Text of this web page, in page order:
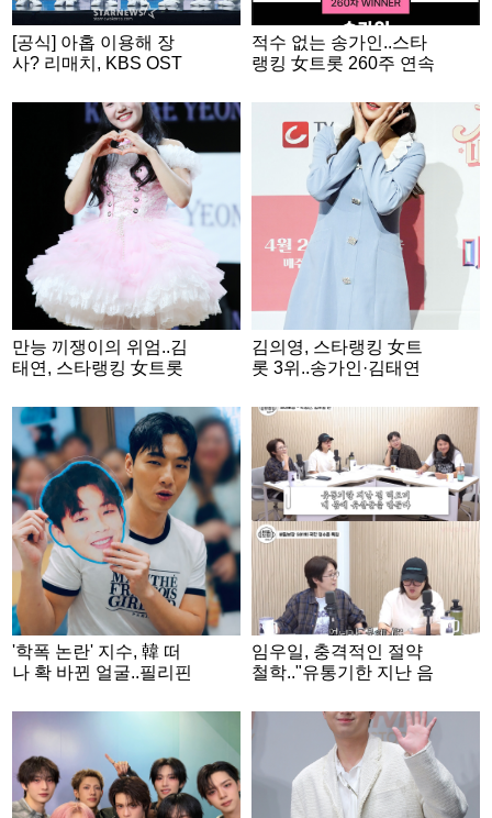
[공식] 아홉 이용해 장
사? 리매치, KBS OST
적수 없는 송가인..스타
랭킹 女트롯 260주 연속
만능 끼쟁이의 위엄..김
태연, 스타랭킹 女트롯
김의영, 스타랭킹 女트
롯 3위..송가인·김태연
'학폭 논란' 지수, 韓 떠
나 확 바뀐 얼굴..필리핀
슈]
임우일, 충격적인 절약
철학.."유통기한 지난 음
('비밀보장')